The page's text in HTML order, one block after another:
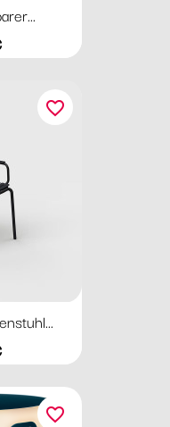
favorite_border
favorite_border